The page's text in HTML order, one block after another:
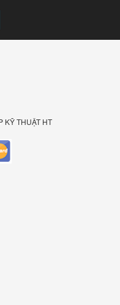
KỸ THUẬT HT